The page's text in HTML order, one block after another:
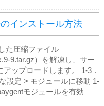
インストール方法
た圧縮ファイル
9.tar.gz）を解凍し、サー
ップロードします。 1‐3．
設定 > モジュールに移動 1‐
モジュールを有効